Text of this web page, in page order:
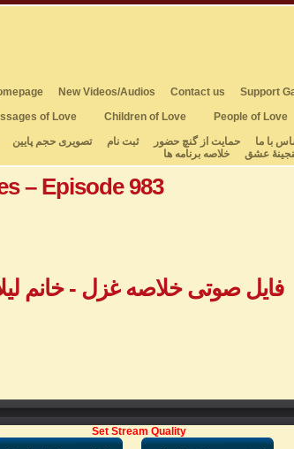
New Videos/Audios Contact us Support
of Love Children of Love People of Love
با ما حمایت از گنچ حضور ثبت نام تصویری حجم پایین
عشق خلاصه برنامه ها
– Episode 983
فایل صوتی خلاصه غزل - خانم
Set Stream Quality